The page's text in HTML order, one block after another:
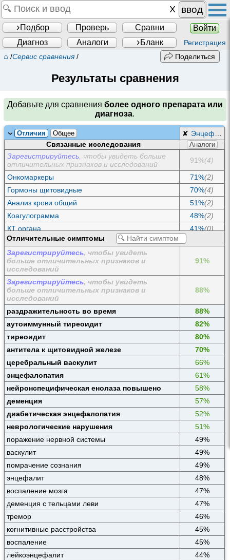
ввод
Подбор Проверь Сравни
Войти
Диагноз
Аналоги Бланк Регистрация
⌂ /Сервис сравнения/ Поделиться
Результаты сравнения
Добавьте для сравнения более одного препарата или
диагноза.
Отличия Общее ✘ Энцефалопатия Хашимото
Связанные исследования
Аналоги
Зарегистрируйтесь , чтобы увидеть больше
отличительных признаков и исследований
91%(4)
Онкомаркеры 71%(2)
Гормоны щитовидные
70%(4)
Анализ крови общий
51%(2)
Коагулограмма
48%(2)
КТ органа
41%(0)
МРТ органа
Мрт головного мозга
Отличительные симптомы
Зарегистрируйтесь, чтобы увидеть
больше отличительных признаков и
исследований
91%
Зарегистрируйтесь, чтобы увидеть
больше отличительных признаков и
исследований
88%
раздражительность во время
88%
аутоиммунный тиреоидит
82%
тиреоидит
80%
антитела к щитовидной железе
70%
церебральный васкулит
66%
энцефалопатия
61%
нейронспецифическая енолаза повышено
58%
деменция
57%
диабетическая энцефалопатия
52%
неврологические нарушения
51%
поражение нервной системы
49%
васкулит
49%
помрачение сознания
49%
энцефалит
48%
воспаление мозга
47%
деменция с тельцами леви
47%
тремор
46%
когнитивные расстройства
45%
воспаление
45%
лейкоэнцефалит
44%